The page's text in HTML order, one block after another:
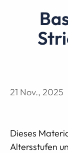
Bastelaktivitäten:
21 Nov., 2025
Dieses
Altersstufen